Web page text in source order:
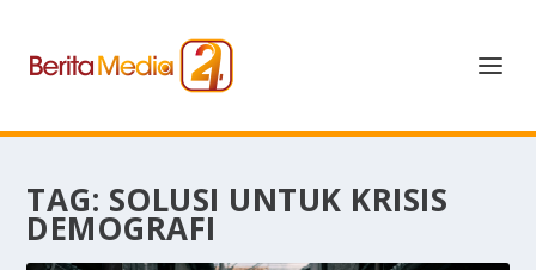
TAG: SOLUSI UNTUK KRISIS
DEMOGRAFI